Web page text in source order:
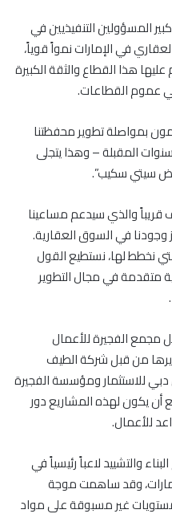
المسؤولين التنفيذيين في
في الإمارات نمواً قوياً،
هذا القطاع والثقة الكبيرة
عموم القطاعات.
بمواصلة تطوير محفظتنا
المقبلة – وهذا يتجلى
سيتي سكيب”.
والذي سيدعم مساعينا
وجودنا في السوق العقارية.
نخطط لها، نستطيع القول
متقدمة في مجال التطوير
مجمع الفجيرة للأعمال
من قبل شركة الطيف
للاستثمار ومؤسسة الفجيرة
أن يكون لهذه المشاريع دور
للأعمال.
والتشييد لاعباً رئيسياً في
وقد ساهمت موجة
غير مسبوقة على مواد